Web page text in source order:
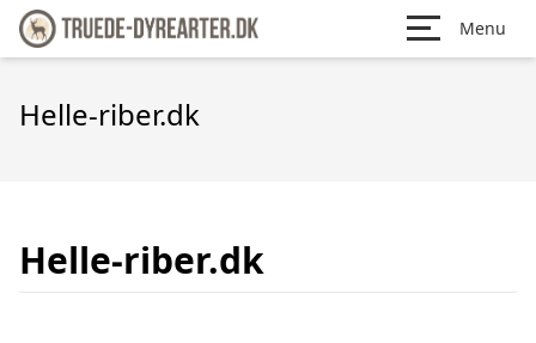
Menu
Helle-riber.dk
Helle-riber.dk